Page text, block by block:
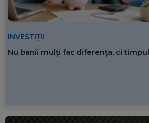
INVESTIȚII
Nu banii mulți fac diferența, ci timpul